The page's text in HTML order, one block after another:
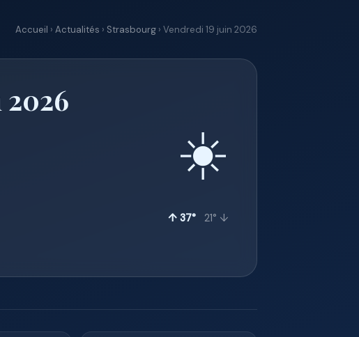
Accueil › Actualités › Strasbourg › Vendredi 19 juin 2026
☀️
↑ 37° 21° ↓